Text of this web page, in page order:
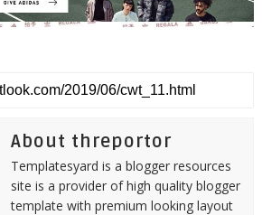
About threportor
Templatesyard is a blogger resources
site is a provider of high quality blogger
template with premium looking layout